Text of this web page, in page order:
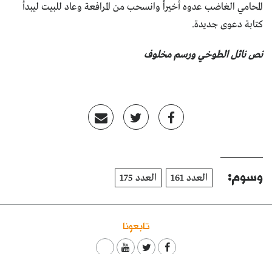
المحامي الغاضب عدوه أخيراً وانسحب من المرافعة وعاد للبيت ليبدأ
كتابة دعوى جديدة.
نص نائل الطوخي ورسم مخلوف
وسوم: العدد 161 العدد 175
تابعونا